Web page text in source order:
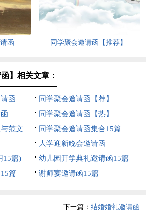
函 同学聚会邀请函【推荐】
】相关文章：
函
同学聚会邀请函【荐】
同学聚会邀请函【热】
范文
同学聚会邀请函集合15篇
大学迎新晚会邀请函
15篇)
幼儿园开学典礼邀请函15篇
篇
谢师宴邀请函15篇
下一篇： 结婚婚礼邀请函